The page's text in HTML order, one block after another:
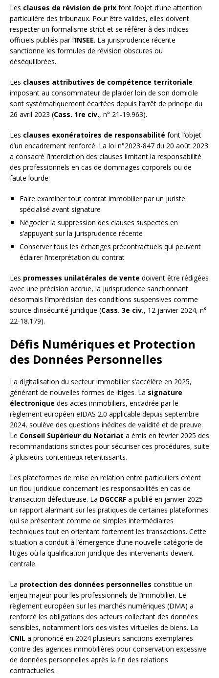
Les clauses de révision de prix font l’objet d’une attention
particulière des tribunaux. Pour être valides, elles doivent
respecter un formalisme strict et se référer à des indices
officiels publiés par l’INSEE. La jurisprudence récente
sanctionne les formules de révision obscures ou
déséquilibrées.
Les clauses attributives de compétence territoriale
imposant au consommateur de plaider loin de son domicile
sont systématiquement écartées depuis l’arrêt de principe du
26 avril 2023 (Cass. 1re civ., n° 21-19.963).
Les clauses exonératoires de responsabilité font l’objet
d’un encadrement renforcé. La loi n°2023-847 du 20 août 2023
a consacré l’interdiction des clauses limitant la responsabilité
des professionnels en cas de dommages corporels ou de
faute lourde.
Faire examiner tout contrat immobilier par un juriste
spécialisé avant signature
Négocier la suppression des clauses suspectes en
s’appuyant sur la jurisprudence récente
Conserver tous les échanges précontractuels qui peuvent
éclairer l’interprétation du contrat
Les promesses unilatérales de vente doivent être rédigées
avec une précision accrue, la jurisprudence sanctionnant
désormais l’imprécision des conditions suspensives comme
source d’insécurité juridique (Cass. 3e civ., 12 janvier 2024, n°
22-18.179).
Défis Numériques et Protection
des Données Personnelles
La digitalisation du secteur immobilier s’accélère en 2025,
générant de nouvelles formes de litiges. La signature
électronique des actes immobiliers, encadrée par le
règlement européen eIDAS 2.0 applicable depuis septembre
2024, soulève des questions inédites de validité et de preuve.
Le Conseil Supérieur du Notariat a émis en février 2025 des
recommandations strictes pour sécuriser ces procédures, suite
à plusieurs contentieux retentissants.
Les plateformes de mise en relation entre particuliers créent
un flou juridique concernant les responsabilités en cas de
transaction défectueuse. La DGCCRF a publié en janvier 2025
un rapport alarmant sur les pratiques de certaines plateformes
qui se présentent comme de simples intermédiaires
techniques tout en orientant fortement les transactions. Cette
situation a conduit à l’émergence d’une nouvelle catégorie de
litiges où la qualification juridique des intervenants devient
centrale.
La protection des données personnelles constitue un
enjeu majeur pour les professionnels de l’immobilier. Le
règlement européen sur les marchés numériques (DMA) a
renforcé les obligations des acteurs collectant des données
sensibles, notamment lors des visites virtuelles de biens. La
CNIL a prononcé en 2024 plusieurs sanctions exemplaires
contre des agences immobilières pour conservation excessive
de données personnelles après la fin des relations
contractuelles.